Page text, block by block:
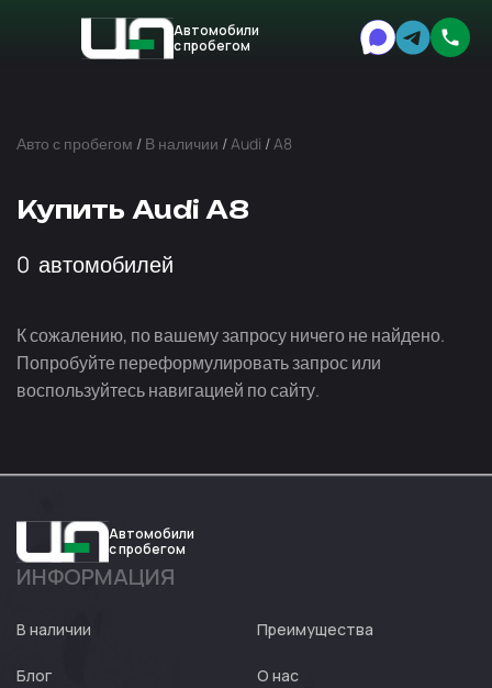
Автомобили
с пробегом
Авто с пробегом / В наличии /Audi /A8
Купить Audi A8
0 автомобилей
К сожалению, по вашему запросу ничего не найдено.
Попробуйте переформулировать запрос или
воспользуйтесь навигацией по сайту.
Авто
Автомобили
с пробегом
ИНФОРМАЦИЯ
В наличии Преимущества
Блог О нас